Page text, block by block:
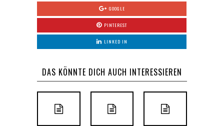
GOOGLE
PINTEREST
LINKED IN
DAS KÖNNTE DICH AUCH INTERESSIEREN